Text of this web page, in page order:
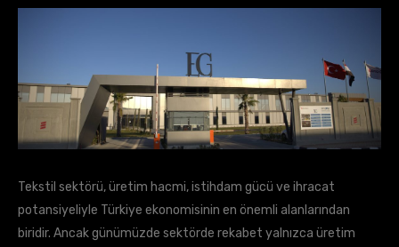
Tekstil sektörü, üretim hacmi, istihdam gücü ve ihracat
potansiyeliyle Türkiye ekonomisinin en önemli alanlarından
biridir. Ancak günümüzde sektörde rekabet yalnızca üretim